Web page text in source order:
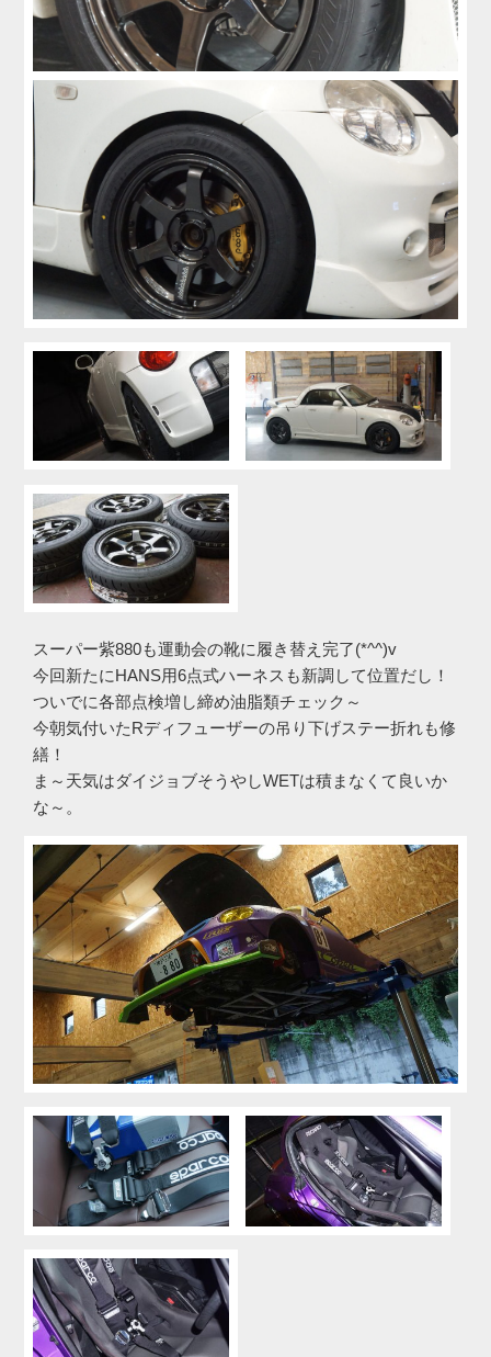
スーパー紫880も運動会の靴に履き替え完了(*^^)v
今回新たにHANS用6点式ハーネスも新調して位置だし！
ついでに各部点検増し締め油脂類チェック～
今朝気付いたRディフューザーの吊り下げステー折れも修
繕！
ま～天気はダイジョブそうやしWETは積まなくて良いか
な～。